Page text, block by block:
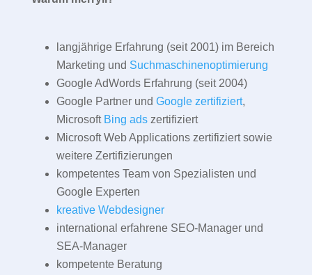
langjährige Erfahrung (seit 2001) im Bereich
Marketing und Suchmaschinenoptimierung
Google AdWords Erfahrung (seit 2004)
Google Partner und Google zertifiziert,
Microsoft Bing adszertifiziert
Microsoft Web Applications zertifiziert sowie
weitere Zertifizierungen
kompetentes Team von Spezialisten und
Google Experten
kreative Webdesigner
international erfahrene SEO-Manager und
SEA-Manager
kompetente Beratung